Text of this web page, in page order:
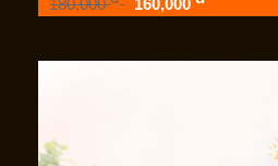
180,000 160,000